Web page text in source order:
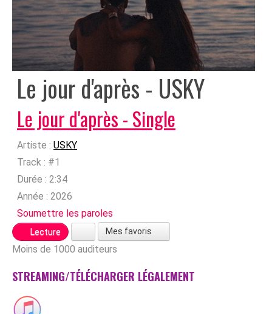
Le jour d'après - USKY
Le jour d'après - Single
Artiste : USKY
Track : #1
Durée : 2:34
Année : 2026
Soumettre les paroles
Lecture Mes favoris
Moins de 1000 auditeurs
STREAMING/TÉLÉCHARGER LÉGALEMENT